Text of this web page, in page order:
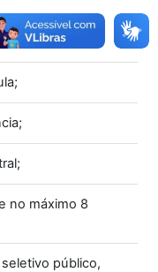
no máximo 8
público,